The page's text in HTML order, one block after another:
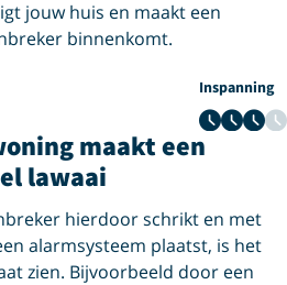
jouw huis en maakt een
binnenkomt.
Inspanning
3 van 4
maakt een
lawaai
hierdoor schrikt en met
alarmsysteem plaatst, is het
zien. Bijvoorbeeld door een